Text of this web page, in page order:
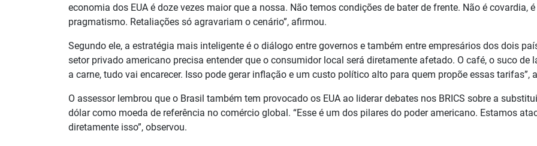
economia dos EUA é doze vezes maior que a nossa. Não temos condições de bater de frente. Não é covardia, é
pragmatismo. Retaliações só agravariam o cenário”, afirmou.
Segundo ele, a estratégia mais inteligente é o diálogo entre governos e também entre empresários dos dois
setor privado americano precisa entender que o consumidor local será diretamente afetado. O café, o suco de
a carne, tudo vai encarecer. Isso pode gerar inflação e um custo político alto para quem propõe essas tarifas”,
O assessor lembrou que o Brasil também tem provocado os EUA ao liderar debates nos BRICS sobre a
dólar como moeda de referência no comércio global. “Esse é um dos pilares do poder americano. Estamos
diretamente isso”, observou.